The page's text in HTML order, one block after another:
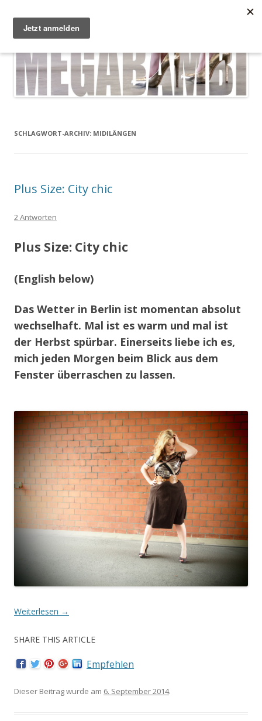
Megabambi
SCHLAGWORT-ARCHIV: MIDILÄNGEN
Plus Size: City chic
2 Antworten
Plus Size: City chic
(English below)
Das Wetter in Berlin ist momentan absolut
wechselhaft. Mal ist es warm und mal ist
der Herbst spürbar. Einerseits liebe ich es,
mich jeden Morgen beim Blick aus dem
Fenster überraschen zu lassen.
Weiterlesen →
SHARE THIS ARTICLE
Empfehlen
Dieser Beitrag wurde am 6. September 2014.